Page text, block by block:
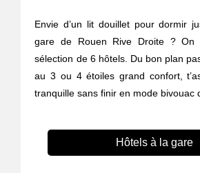
Envie d’un lit douillet pour dormir
gare de Rouen Rive Droite ? On
sélection de 6 hôtels. Du bon plan
au 3 ou 4 étoiles grand confort,
tranquille sans finir en mode bivouac
Hôtels à la gare